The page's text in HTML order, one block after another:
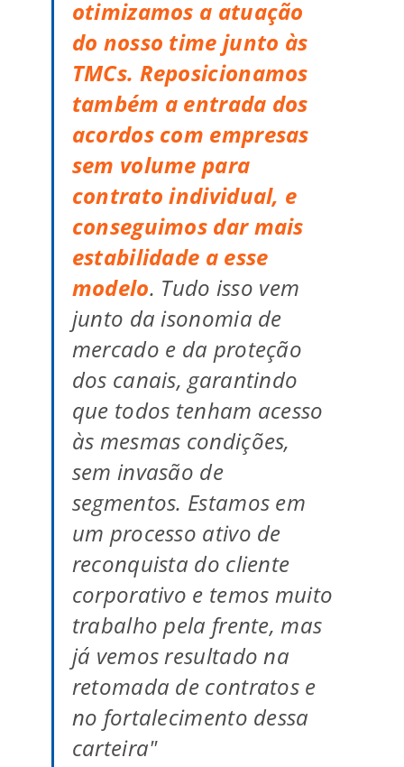
otimizamos a atuação
do nosso time junto às
TMCs. Reposicionamos
também a entrada dos
acordos com empresas
sem volume para
contrato individual, e
conseguimos dar mais
estabilidade a esse
modelo. Tudo isso vem
junto da isonomia de
mercado e da proteção
dos canais, garantindo
que todos tenham acesso
às mesmas condições,
sem invasão de
segmentos. Estamos em
um processo ativo de
reconquista do cliente
corporativo e temos muito
trabalho pela frente, mas
já vemos resultado na
retomada de contratos e
no fortalecimento dessa
carteira"